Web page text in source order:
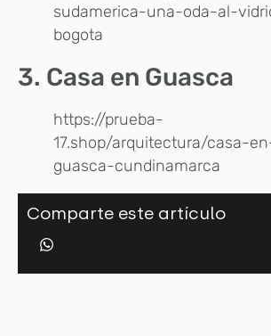
sudamerica-una-oda-al-
bogota
3. Casa en Guasca
https://prueba-
17.shop/arquitectura/casa-
guasca-cundinamarca
Comparte este artículo